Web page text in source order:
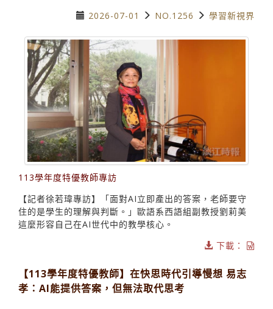
2026-07-01 NO.1256 學習新視界
113學年度特優教師專訪
【記者徐若瑋專訪】「面對AI立即產出的答案，老師要守
住的是學生的理解與判斷。」歐語系西語組副教授劉莉美
這麼形容自己在AI世代中的教學核心。
下載：
【113學年度特優教師】在快思時代引導慢想 易志
孝：AI能提供答案，但無法取代思考